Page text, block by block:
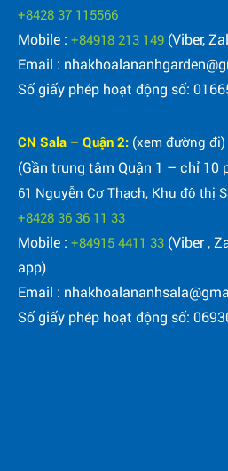
+8428 37 115566
Mobile : +84918 213 149 (Viber,
Email :
Số giấy phép hoạt động số:
CN Sala – Quận 2: (xem đường đi)
(Gần trung tâm Quận 1 – chỉ 10
61 Nguyễn Cơ Thạch, Khu đô thị
+8428 36 36 11 33
Mobile : +84915 4411 33 (Viber ,
app)
Email :
Số giấy phép hoạt động số: